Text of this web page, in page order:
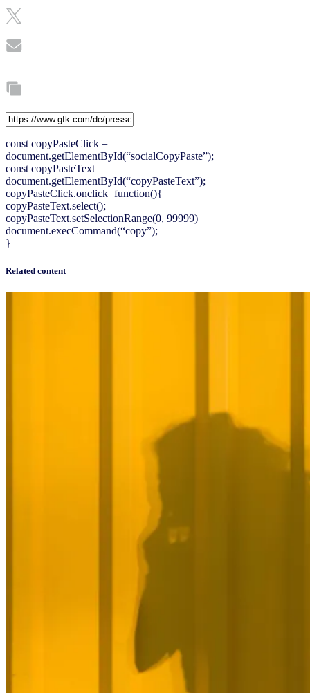
const copyPasteClick =
document.getElementById(“socialCopyPaste”);
const copyPasteText =
document.getElementById(“copyPasteText”);
copyPasteClick.onclick=function(){
copyPasteText.select();
copyPasteText.setSelectionRange(0, 99999)
document.execCommand(“copy”);
}
Related content